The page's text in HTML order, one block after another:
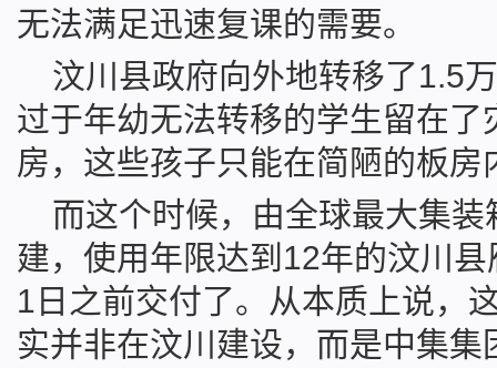
无法满足迅速复课的需要。
汶川县政府向外地转移了1.5
过于年幼无法转移的学生留在
房，这些孩子只能在简陋的板房
而这个时候，由全球最大集
建，使用年限达到12年的汶川
1日之前交付了。从本质上说，
实并非在汶川建设，而是中集